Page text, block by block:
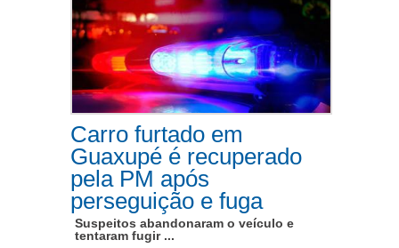
Carro furtado em
Guaxupé é recuperado
pela PM após
perseguição e fuga
Suspeitos abandonaram o veículo e
tentaram fugir ...